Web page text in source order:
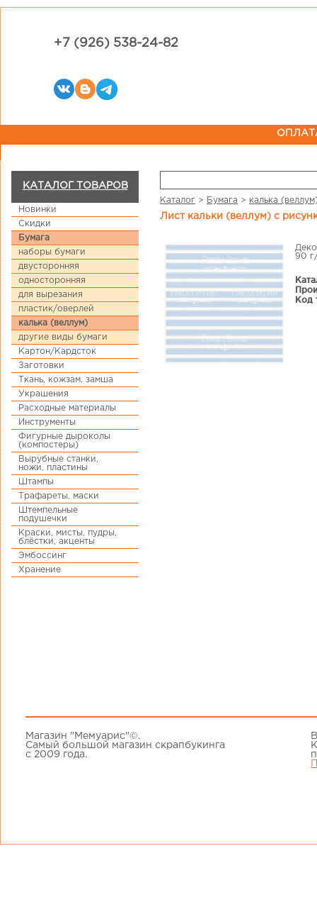
+7 (926) 538-24-82
КАТАЛОГ ТОВАРОВ
Новинки
Скидки
Бумага
наборы бумаги
двусторонняя
односторонняя
для вырезания
пластик/оверлей
калька (веллум)
другие виды бумаги
Картон/Кардсток
Заготовки
Ткань, кожзам, замша
Украшения
Расходные материалы
Инструменты
Фигурные дыроколы
(компостеры)
Вырубные станки,
ножи, пластины
Штампы
Трафареты, маски
Штемпельные
подушечки
Краски, мисты, пудры,
блёстки, акценты
Эмбоссинг
Хранение
Каталог > Бумага > калька
Лист кальки (веллум) с
90
Код
Магазин "Мемуарис"©.
Самый большой магазин скрапбукинга
с 2009 года.